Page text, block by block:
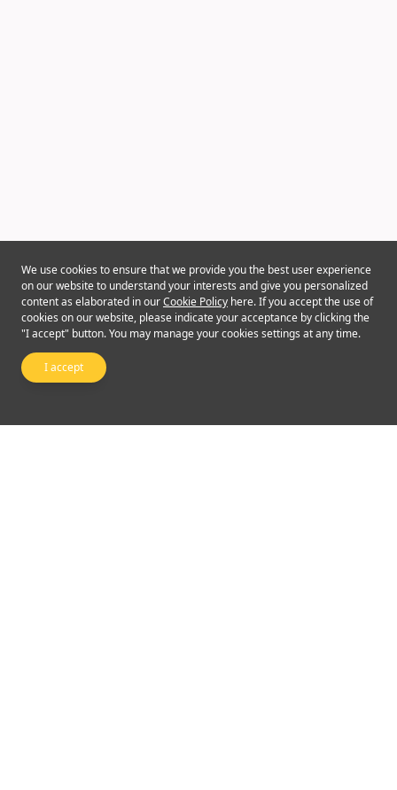
We use cookies to ensure that we provide you the best user experience
on our website to understand your interests and give you personalized
content as elaborated in ourCookie Policy here. If you accept the use of
cookies on our website, please indicate your acceptance by clicking the
"I accept" button. You may manage your cookies settings at any time.
I accept